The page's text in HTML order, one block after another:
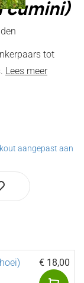
cumini)
tot
Lees meer
aangepast aan
€ 18,00